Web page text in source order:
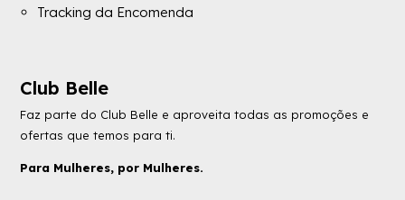
Tracking da Encomenda
Club Belle
Faz parte do Club Belle e aproveita todas as promoções e
ofertas que temos para ti.
Para Mulheres, por Mulheres.